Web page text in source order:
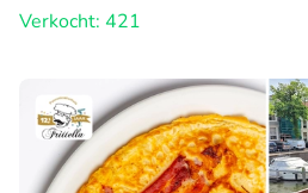
Verkocht: 421